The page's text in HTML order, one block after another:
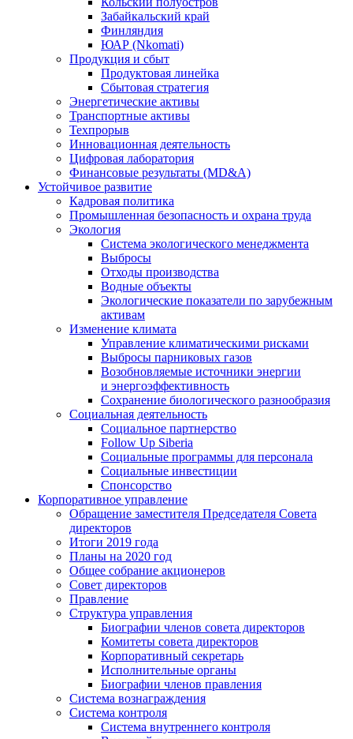
Забайкальский край
Финляндия
ЮАР (Nkomati)
Продукция и сбыт
Продуктовая линейка
Сбытовая стратегия
Энергетические активы
Транспортные активы
Техпрорыв
Инновационная деятельность
Цифровая лаборатория
Финансовые результаты (MD&A)
Устойчивое развитие
Кадровая политика
Промышленная безопасность и охрана труда
Экология
Система экологического менеджмента
Выбросы
Отходы производства
Водные объекты
Экологические показатели по зарубежным
активам
Изменение климата
Управление климатическими рисками
Выбросы парниковых газов
Возобновляемые источники энергии
и энергоэффективность
Сохранение биологического разнообразия
Социальная деятельность
Социальное партнерство
Follow Up Siberia
Социальные программы для персонала
Социальные инвестиции
Спонсорство
Корпоративное управление
Обращение заместителя Председателя Совета
директоров
Итоги 2019 года
Планы на 2020 год
Общее собрание акционеров
Совет директоров
Правление
Структура управления
Биографии членов совета директоров
Комитеты совета директоров
Корпоративный секретарь
Исполнительные органы
Биографии членов правления
Система вознаграждения
Система контроля
Система внутреннего контроля